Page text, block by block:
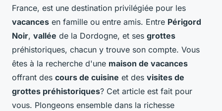
France, est une destination privilégiée pour les
vacances en famille ou entre amis. Entre Périgord
Noir, vallée de la Dordogne, et ses grottes
préhistoriques, chacun y trouve son compte. Vous
êtes à la recherche d'une maison de vacances
offrant des cours de cuisine et des visites de
grottes préhistoriques? Cet article est fait pour
vous. Plongeons ensemble dans la richesse